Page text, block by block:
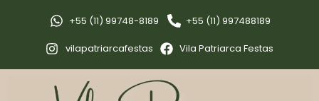
+55 (11) 99748-8189 +55 (11) 997488189
vilapatriarcafestas Vila Patriarca Festas